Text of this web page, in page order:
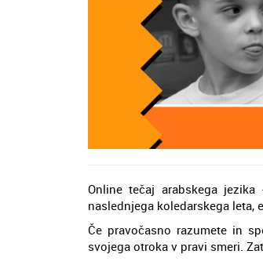
Online tečaj arabskega
naslednjega koledarskega leta,
Če pravočasno razumete in
svojega otroka v pravi smeri.